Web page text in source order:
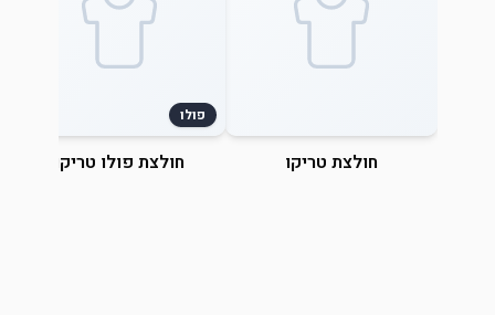
חולצת טריקו
פולו
חולצת פולו טריקו